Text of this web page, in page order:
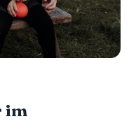
im